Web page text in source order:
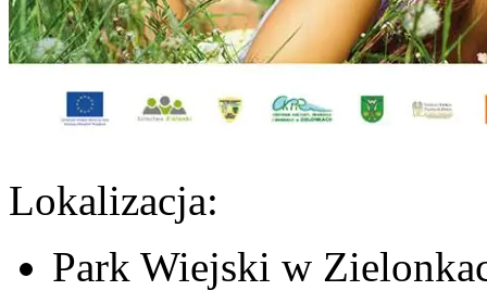
Lokalizacja:
Park Wiejski w